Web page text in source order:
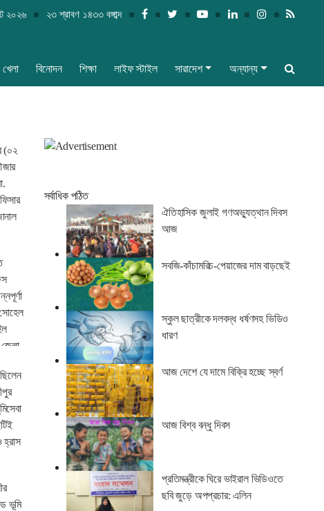
২০২৬ ২৩ শ্রাবণ ১৪৩৩ বঙ্গাব্দ
খেলা বিনোদন শিক্ষা লাইফ স্টাইল সারাদেশ অন্যান্য
(০২
হ্রাস
ভূমি
সর্বাধিক পঠিত
ঐতিহাসিক জুলাই গণঅভ্যুত্থান দিবস
আজ
সবজি-কাঁচামরিচ-পেয়াজের দাম বাড়ছেই
স্কুল ছাত্রীকে দলবদ্ধ ধর্ষণসহ ভিডিও
ধারণ
আজ দেশে যে দামে বিক্রি হচ্ছে স্বর্ণ
আজ বিশ্ব বন্ধু দিবস
প্রতিমন্ত্রীকে ঘিরে ভাইরাল ভিডিওতে
ছবি জুড়ে অপপ্রচার: এলিন